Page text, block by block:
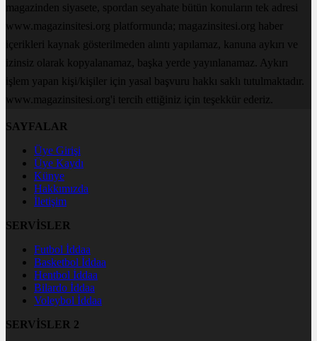
magazinden siyasete, spordan seyahate bütün konuların tek adresi
www.magazinsitesi.org platformunda; magazinsitesi.org haber
içerikleri kaynak gösterilmeden alıntı yapılamaz, kanuna aykırı ve
izinsiz olarak kopyalanamaz, başka yerde yayınlanamaz. Aykırı
işlem yapan kişi/kişiler için yasal başvuru hakkı saklı tutulmaktadır.
www.magazinsitesi.org'i tercih ettiğiniz için teşekkür ederiz.
SAYFALAR
Üye Girişi
Üye Kaydı
Künye
Hakkımızda
İletişim
SERVİSLER
Futbol İddaa
Basketbol İddaa
Hentbol İddaa
Bilardo İddaa
Voleybol İddaa
SERVİSLER 2